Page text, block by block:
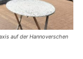
auf der Hannoverschen